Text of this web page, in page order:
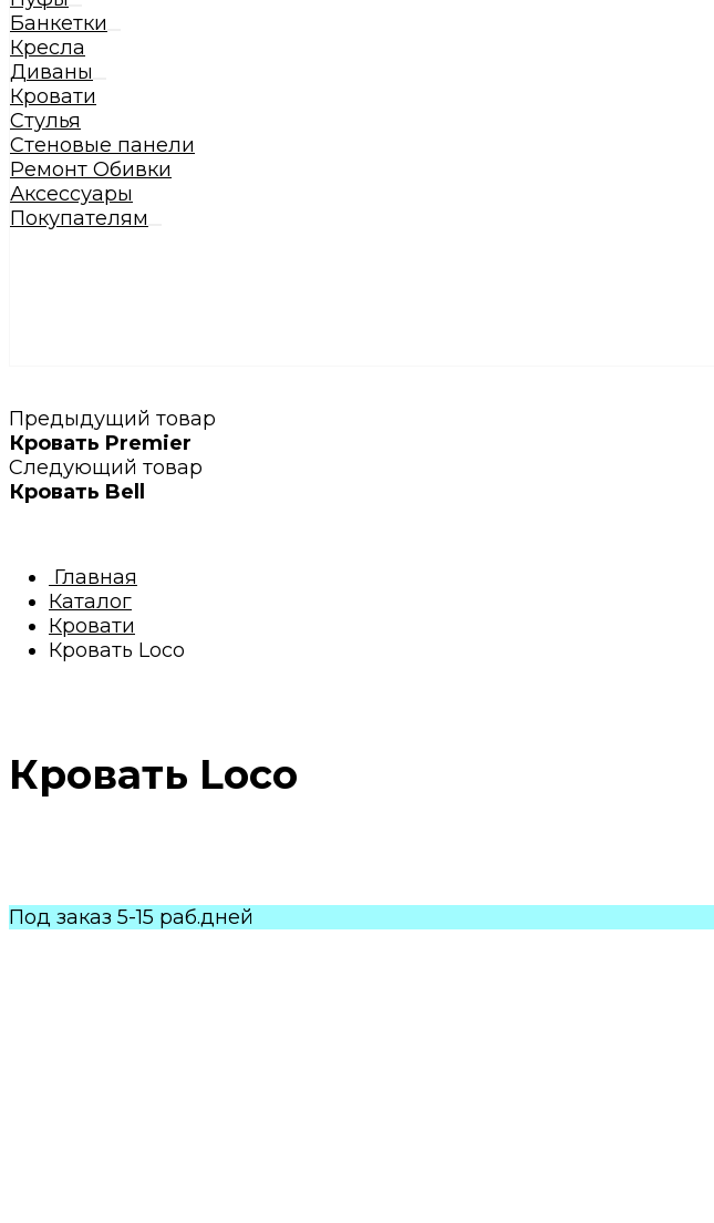
Банкетки
Кресла
Диваны
Кровати
Стулья
Стеновые панели
Ремонт Обивки
Аксессуары
Покупателям
Предыдущий товар
Кровать Premier
Следующий товар
Кровать Bell
Главная
Каталог
Кровати
Кровать Loco
Кровать Loco
Под заказ 5-15 раб.дней